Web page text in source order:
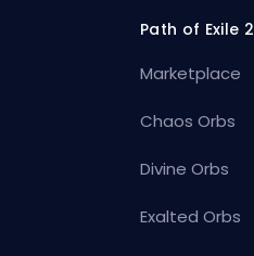
Path of Exile 2
Marketplace
Chaos Orbs
Divine Orbs
Exalted Orbs